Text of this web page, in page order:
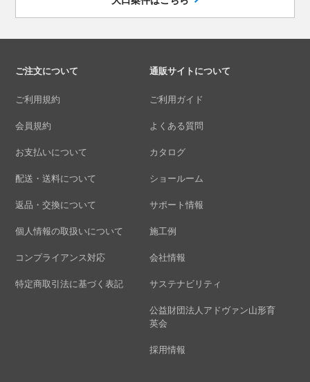
ご注文について
ご利用規約
会員規約
お支払いについて
配送・送料について
返品・交換について
個人情報の取扱いについて
コンプライアンス対応
特定商取引法に基づく表記
通販サイトについて
ご利用ガイド
よくある質問
カタログ
ショールーム
サポート情報
施工例
会社情報
サステナビリティ
公益財団法人アドヴァン山形育
英会
採用情報